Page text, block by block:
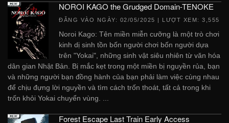
NOROI KAGO the Grudged Domain-TENOKE
ĐĂNG VÀO NGÀY: 02/05/2025 | LƯỢT XEM: 3,555
Noroi Kago: Tên miền miễn cưỡng là một trò chơi
kinh dị sinh tồn bốn người chơi bốn người dựa
trên "Yokai", những sinh vật siêu nhiên từ văn hóa
dân gian Nhật Bản. Bị mắc kẹt trong một miền bị nguyền rủa, bạn
và những người bạn đồng hành của bạn phải làm việc cùng nhau
để chịu đựng lời nguyền và tìm cách trốn thoát, tất cả trong khi
trốn khỏi Yokai chuyển vùng. ...
Forest Escape Last Train Early Access